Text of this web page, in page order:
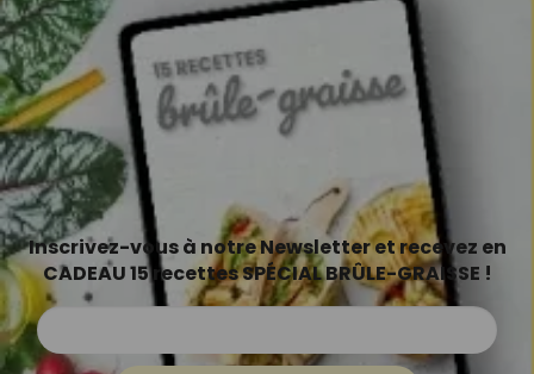
Inscrivez-vous à notre Newsletter et recevez en
CADEAU 15 recettes SPÉCIAL BRÛLE-GRAISSE !